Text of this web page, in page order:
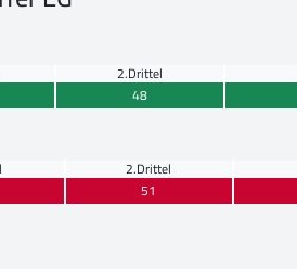
2.Drittel
48
2.Drittel
51